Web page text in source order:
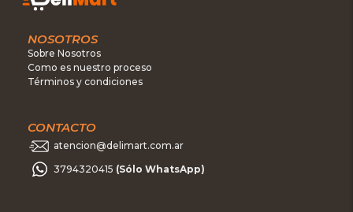
NOSOTROS
Sobre Nosotros
Como es nuestro proceso
Términos y condiciones
CONTACTO
atencion@delimart.com.ar
3794320415 (Sólo WhatsApp)